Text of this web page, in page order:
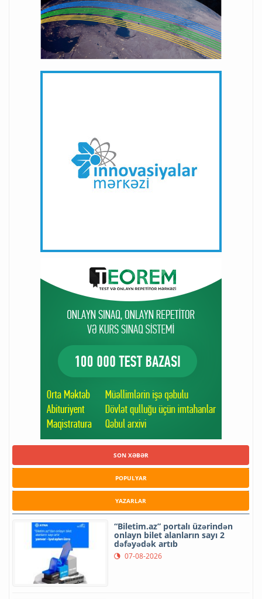
SON XƏBƏR
POPULYAR
YAZARLAR
“Biletim.az” portalı üzərindən
onlayn bilet alanların sayı 2
dəfəyədək artıb
07-08-2026